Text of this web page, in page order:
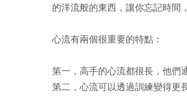
的洋流般的東西，讓你忘記時間
心流有兩個很重要的特點：
第一，高手的心流都很長，他們
第二，心流可以透過訓練變得更長